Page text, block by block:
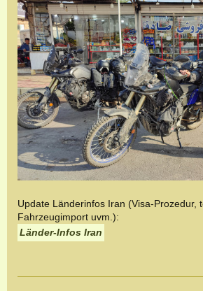
Update Länderinfos Iran (Visa-Prozedur,
Fahrzeugimport uvm.):
Länder-Infos Iran